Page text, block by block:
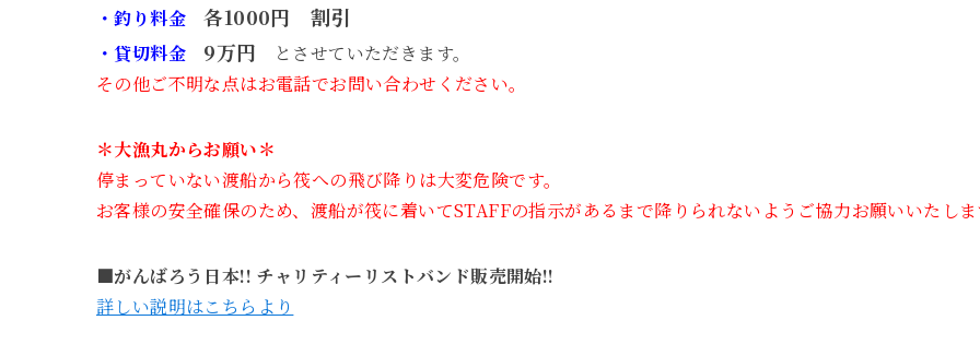
・釣り料金
各1000円 割引
・貸切料金 9万円 とさせていただきます。
その他ご不明な点はお電話でお問い合わせください。
＊大漁丸からお願い＊
停まっていない渡船から筏への飛び降りは大変危険です。
お客様の安全確保のため、渡船が筏に着いてSTAFFの指示があるまで降りられないようご協力お願いいたしま
■がんばろう日本!! チャリティーリストバンド販売開始!!
詳しい説明はこちらより